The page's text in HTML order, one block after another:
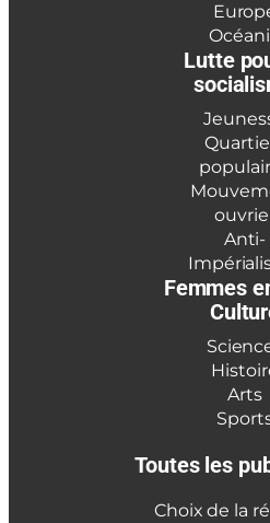
Lutte
Anti-
Femmes
Arts
Toutes les
Choix de la